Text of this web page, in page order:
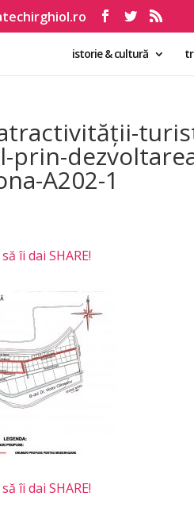
istorie & cultură
prin-
A202-1
îi dai SHARE!
îi dai SHARE!